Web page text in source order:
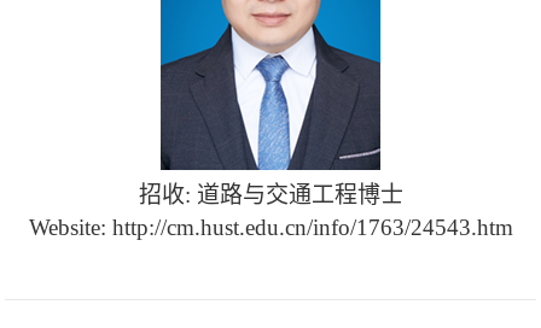
招收: 道路与交通工程博士
Website: http://cm.hust.edu.cn/info/1763/24543.htm